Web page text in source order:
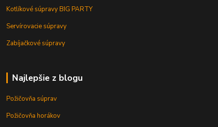
Kotlíkové súpravy BIG PARTY
Servírovacie súpravy
Zabíjačkové súpravy
Najlepšie z blogu
Požičovňa súprav
Požičovňa horákov